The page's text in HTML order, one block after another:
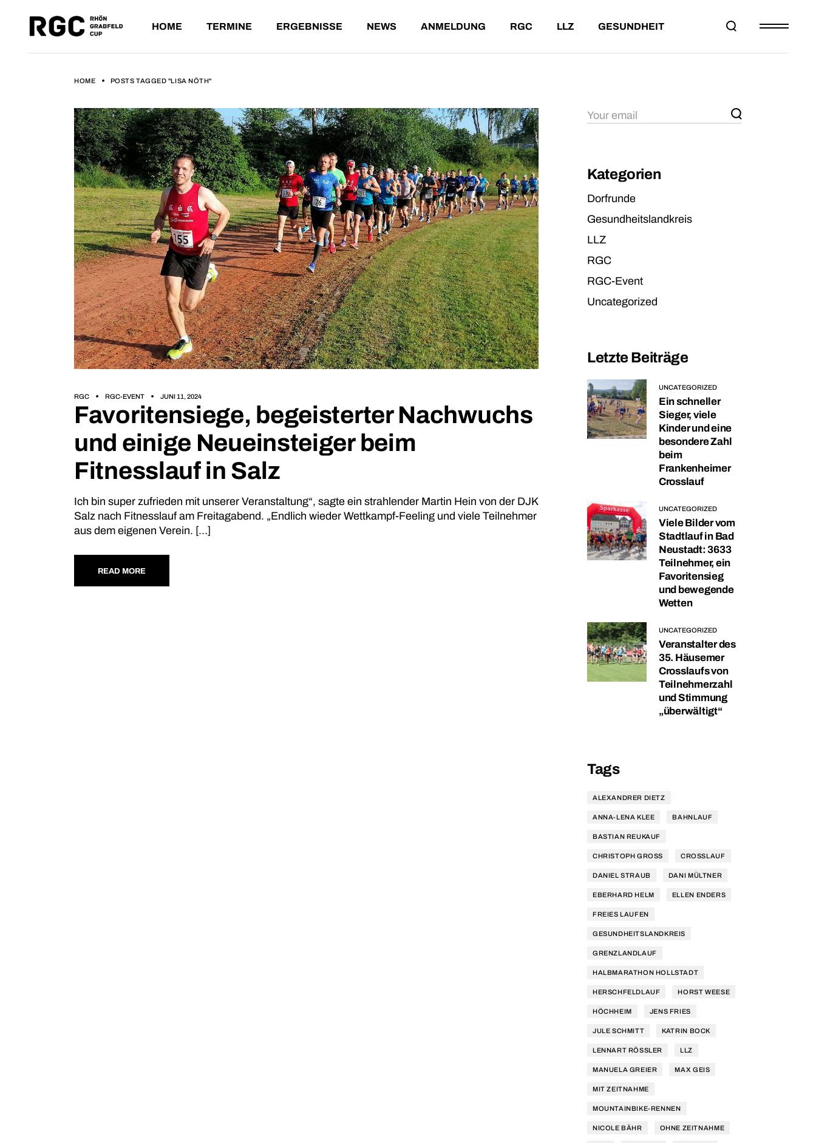
HOME TERMINE
ANSTEHENDE LÄUFE
ERGEBNISSE NEWS ANMELDUNG RGC
ALTERSKLASSEN
LLZ
KONTAKT
GESUNDHEIT
ANSTEHENDE LÄUFEERGEBNISSE AKTUELL T-SHIRT-WERTUNG TEILNAHMEBED.DAS LLZ PROJEKT DORFRUNDE
HOME POSTS TAGGED "LISA NÖTH"
RGC RGC-EVENT JUNI 11, 2024
Favoritensiege, begeisterter Nachwuchs
und einige Neueinsteiger beim
Fitnesslauf in Salz
Ich bin super zufrieden mit unserer Veranstaltung“, sagte ein strahlender Martin Hein von der DJK
Salz nach Fitnesslauf am Freitagabend. „Endlich wieder Wettkampf-Feeling und viele Teilnehmer
aus dem eigenen Verein. […]
READ MORE
Kategorien
Dorfrunde
Gesundheitslandkreis
LLZ
RGC
RGC-Event
Uncategorized
Letzte Beiträge
UNCATEGORIZED
Ein schneller
Sieger, viele
Kinder und eine
besondere Zahl
beim
Frankenheimer
Crosslauf
UNCATEGORIZED
Viele Bilder vom
Stadtlauf in Bad
Neustadt: 3633
Teilnehmer, ein
Favoritensieg
und bewegende
Wetten
UNCATEGORIZED
Veranstalter des
35. Häusemer
Crosslaufs von
Teilnehmerzahl
und Stimmung
„überwältigt“
Tags
ALEXANDRER DIETZ
ANNA-LENA KLEE BAHNLAUF
BASTIAN REUKAUF
CHRISTOPH GROSS CROSSLAUF
DANIEL STRAUB DANI MÜLTNER
EBERHARD HELM ELLEN ENDERS
FREIES LAUFEN
GESUNDHEITSLANDKREIS
GRENZLANDLAUF
HALBMARATHON HOLLSTADT
HERSCHFELDLAUF HORST WEESE
HÖCHHEIM JENS FRIES
JULE SCHMITT KATRIN BOCK
LENNART RÖSSLER LLZ
MANUELA GREIER MAX GEIS
MIT ZEITNAHME
MOUNTAINBIKE-RENNEN
NICOLE BÄHR OHNE ZEITNAHME